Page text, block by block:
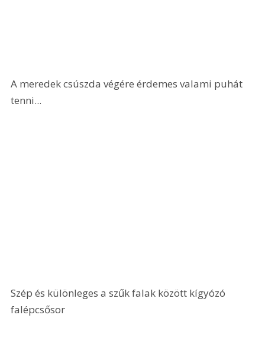
A meredek csúszda végére érdemes valami puhát
tenni...
Szép és különleges a szűk falak között kígyózó
falépcsősor